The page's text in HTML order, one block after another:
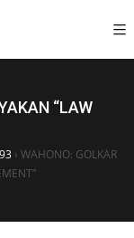
“LAW
› WAHONO: GOLKAR